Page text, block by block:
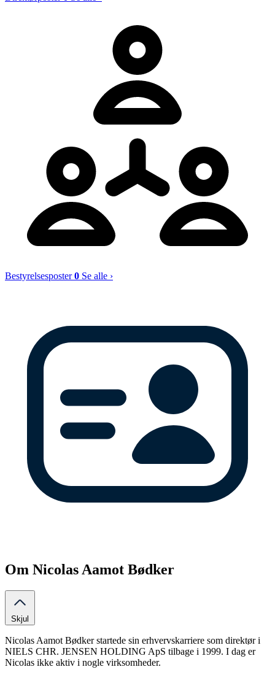
Bestyrelsesposter0 Se alle ›
Om Nicolas Aamot Bødker
Skjul
Nicolas Aamot Bødker startede sin erhvervskarriere som direktør i
NIELS CHR. JENSEN HOLDING ApS tilbage i 1999. I dag er
Nicolas ikke aktiv i nogle virksomheder.